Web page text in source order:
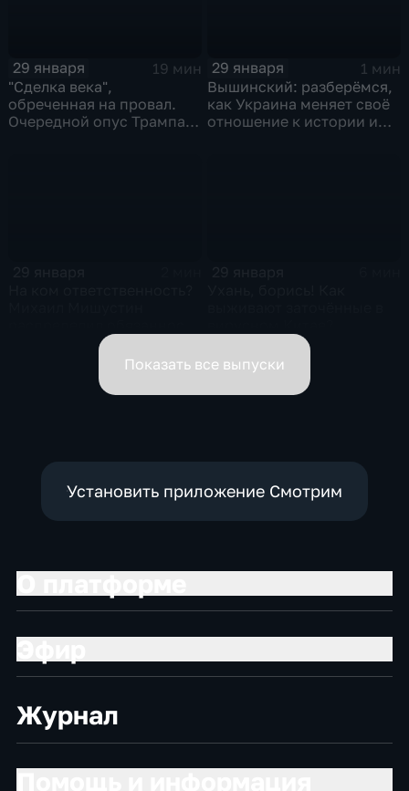
29 января
19 мин
"Сделка века",
обреченная на провал.
Очередной опус Трампа.
29 января
1 мин
Вышинский: разберёмся,
как Украина меняет своё
отношение к истории и
вице-премьеров
Показать все выпуски
Установить приложение Смотрим
Журнал